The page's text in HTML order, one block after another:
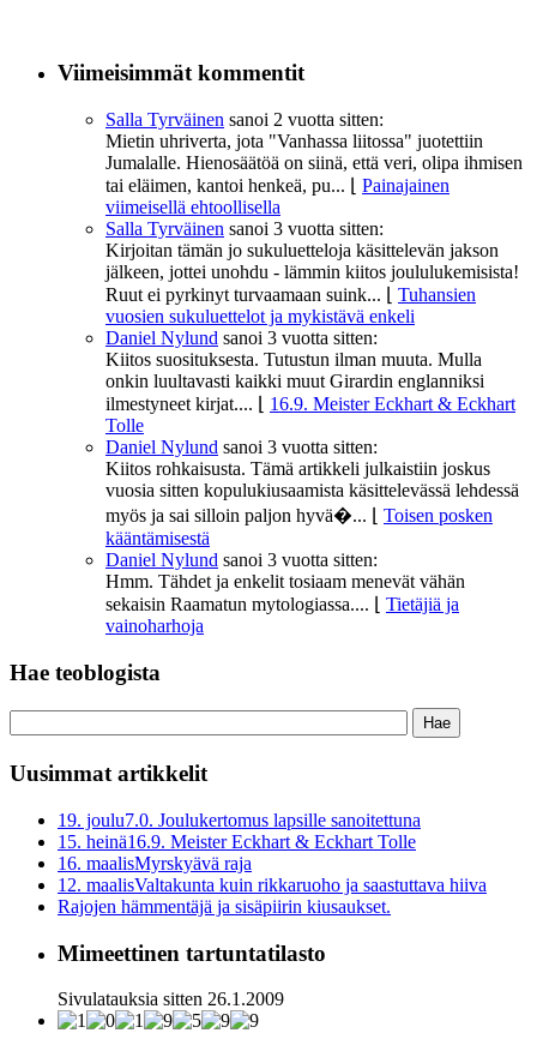
Viimeisimmät kommentit
Salla Tyrväinen sanoi 2 vuotta sitten:
Mietin uhriverta, jota "Vanhassa liitossa" juotettiin
Jumalalle. Hienosäätöä on siinä, että veri, olipa ihmisen
tai eläimen, kantoi henkeä, pu...
Painajainen
viimeisellä ehtoollisella
Salla Tyrväinen sanoi 3 vuotta sitten:
Kirjoitan tämän jo sukuluetteloja käsittelevän jakson
jälkeen, jottei unohdu - lämmin kiitos joululukemisista!
Ruut ei pyrkinyt turvaamaan suink...
Tuhansien
vuosien sukuluettelot ja mykistävä enkeli
Daniel Nylund sanoi 3 vuotta sitten:
Kiitos suosituksesta. Tutustun ilman muuta. Mulla
onkin luultavasti kaikki muut Girardin englanniksi
ilmestyneet kirjat....
16.9. Meister Eckhart & Eckhart
Tolle
Daniel Nylund sanoi 3 vuotta sitten:
Kiitos rohkaisusta. Tämä artikkeli julkaistiin joskus
vuosia sitten kopulukiusaamista käsittelevässä lehdessä
myös ja sai silloin paljon hyvä�...
Toisen posken
kääntämisestä
Daniel Nylund sanoi 3 vuotta sitten:
Hmm. Tähdet ja enkelit tosiaam menevät vähän
sekaisin Raamatun mytologiassa....
Tietäjiä ja
vainoharhoja
Hae teoblogista
Uusimmat artikkelit
19. joulu7.0. Joulukertomus lapsille sanoitettuna
15. heinä16.9. Meister Eckhart & Eckhart Tolle
16. maalisMyrskyävä raja
12. maalisValtakunta kuin rikkaruoho ja saastuttava hiiva
Rajojen hämmentäjä ja sisäpiirin kiusaukset.
Mimeettinen tartuntatilasto
Sivulatauksia sitten 26.1.2009